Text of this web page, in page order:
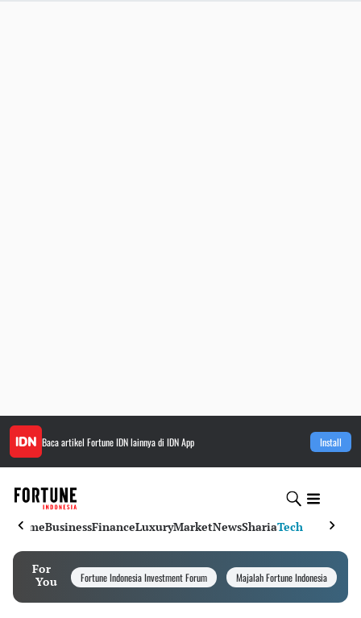
Baca artikel Fortune IDNlainnya di IDN App Install
HomeBusinessFinanceLuxuryMarketNewsShariaTech
For
You
Fortune Indonesia Investment Forum Majalah Fortune Indonesia